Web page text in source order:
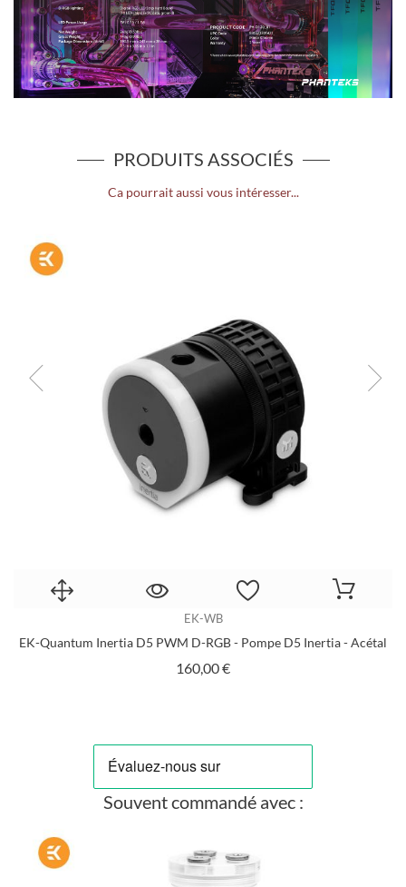
PRODUITS ASSOCIÉS
Ca pourrait aussi vous intéresser...
EK-WB
EK-Quantum Inertia D5 PWM D-RGB - Pompe D5 Inertia - Acétal
160,00 €Prix
Souvent commandé avec :